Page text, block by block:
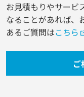
お見積もりやサービ
なることがあれば、
あるご質問はこちら
ご